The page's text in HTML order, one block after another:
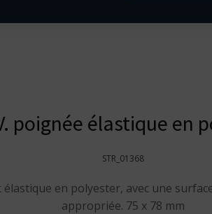
poignée élastique en
STR_01368
élastique en polyester, avec une
appropriée. 75 x 78 mm